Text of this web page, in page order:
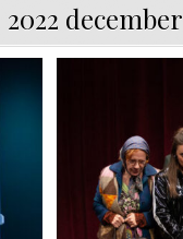
2022 december